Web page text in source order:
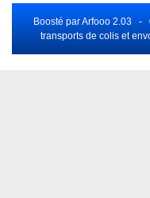
Boosté par Arfooo 2.03
transports de colis et